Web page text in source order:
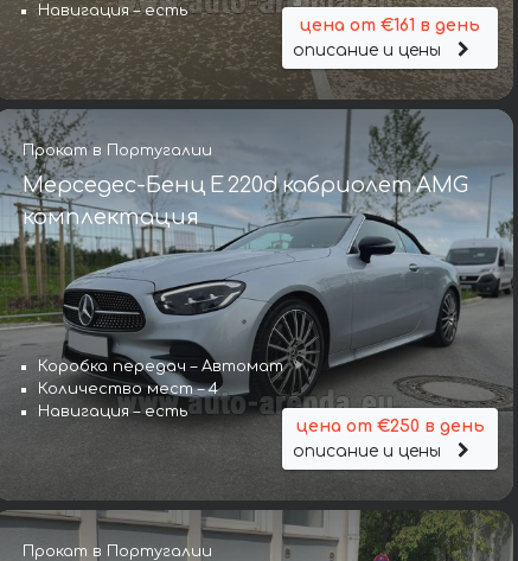
Навигация – есть
цена от €161 в день
описание и цены
Прокат в Португалии
Мерседес-Бенц E 220d кабриолет AMG
комплектация
Коробка передач – Автомат
Количество мест – 4
Навигация – есть
цена от €250 в день
описание и цены
Прокат в Португалии